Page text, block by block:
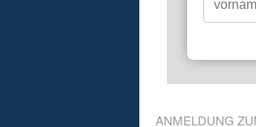
ANMELDUNG